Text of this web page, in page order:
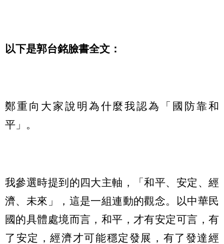
以下是郭台銘臉書全文：
鄭重向大家說明為什麼我認為「國防靠和
平」。
我參選時提到的四大主軸，「和平、安定、經
濟、未來」，這是一組連動的觀念。以中華民
國的具體處境而言，和平，才有安定可言，有
了安定，經濟才可能穩定發展，有了發達經